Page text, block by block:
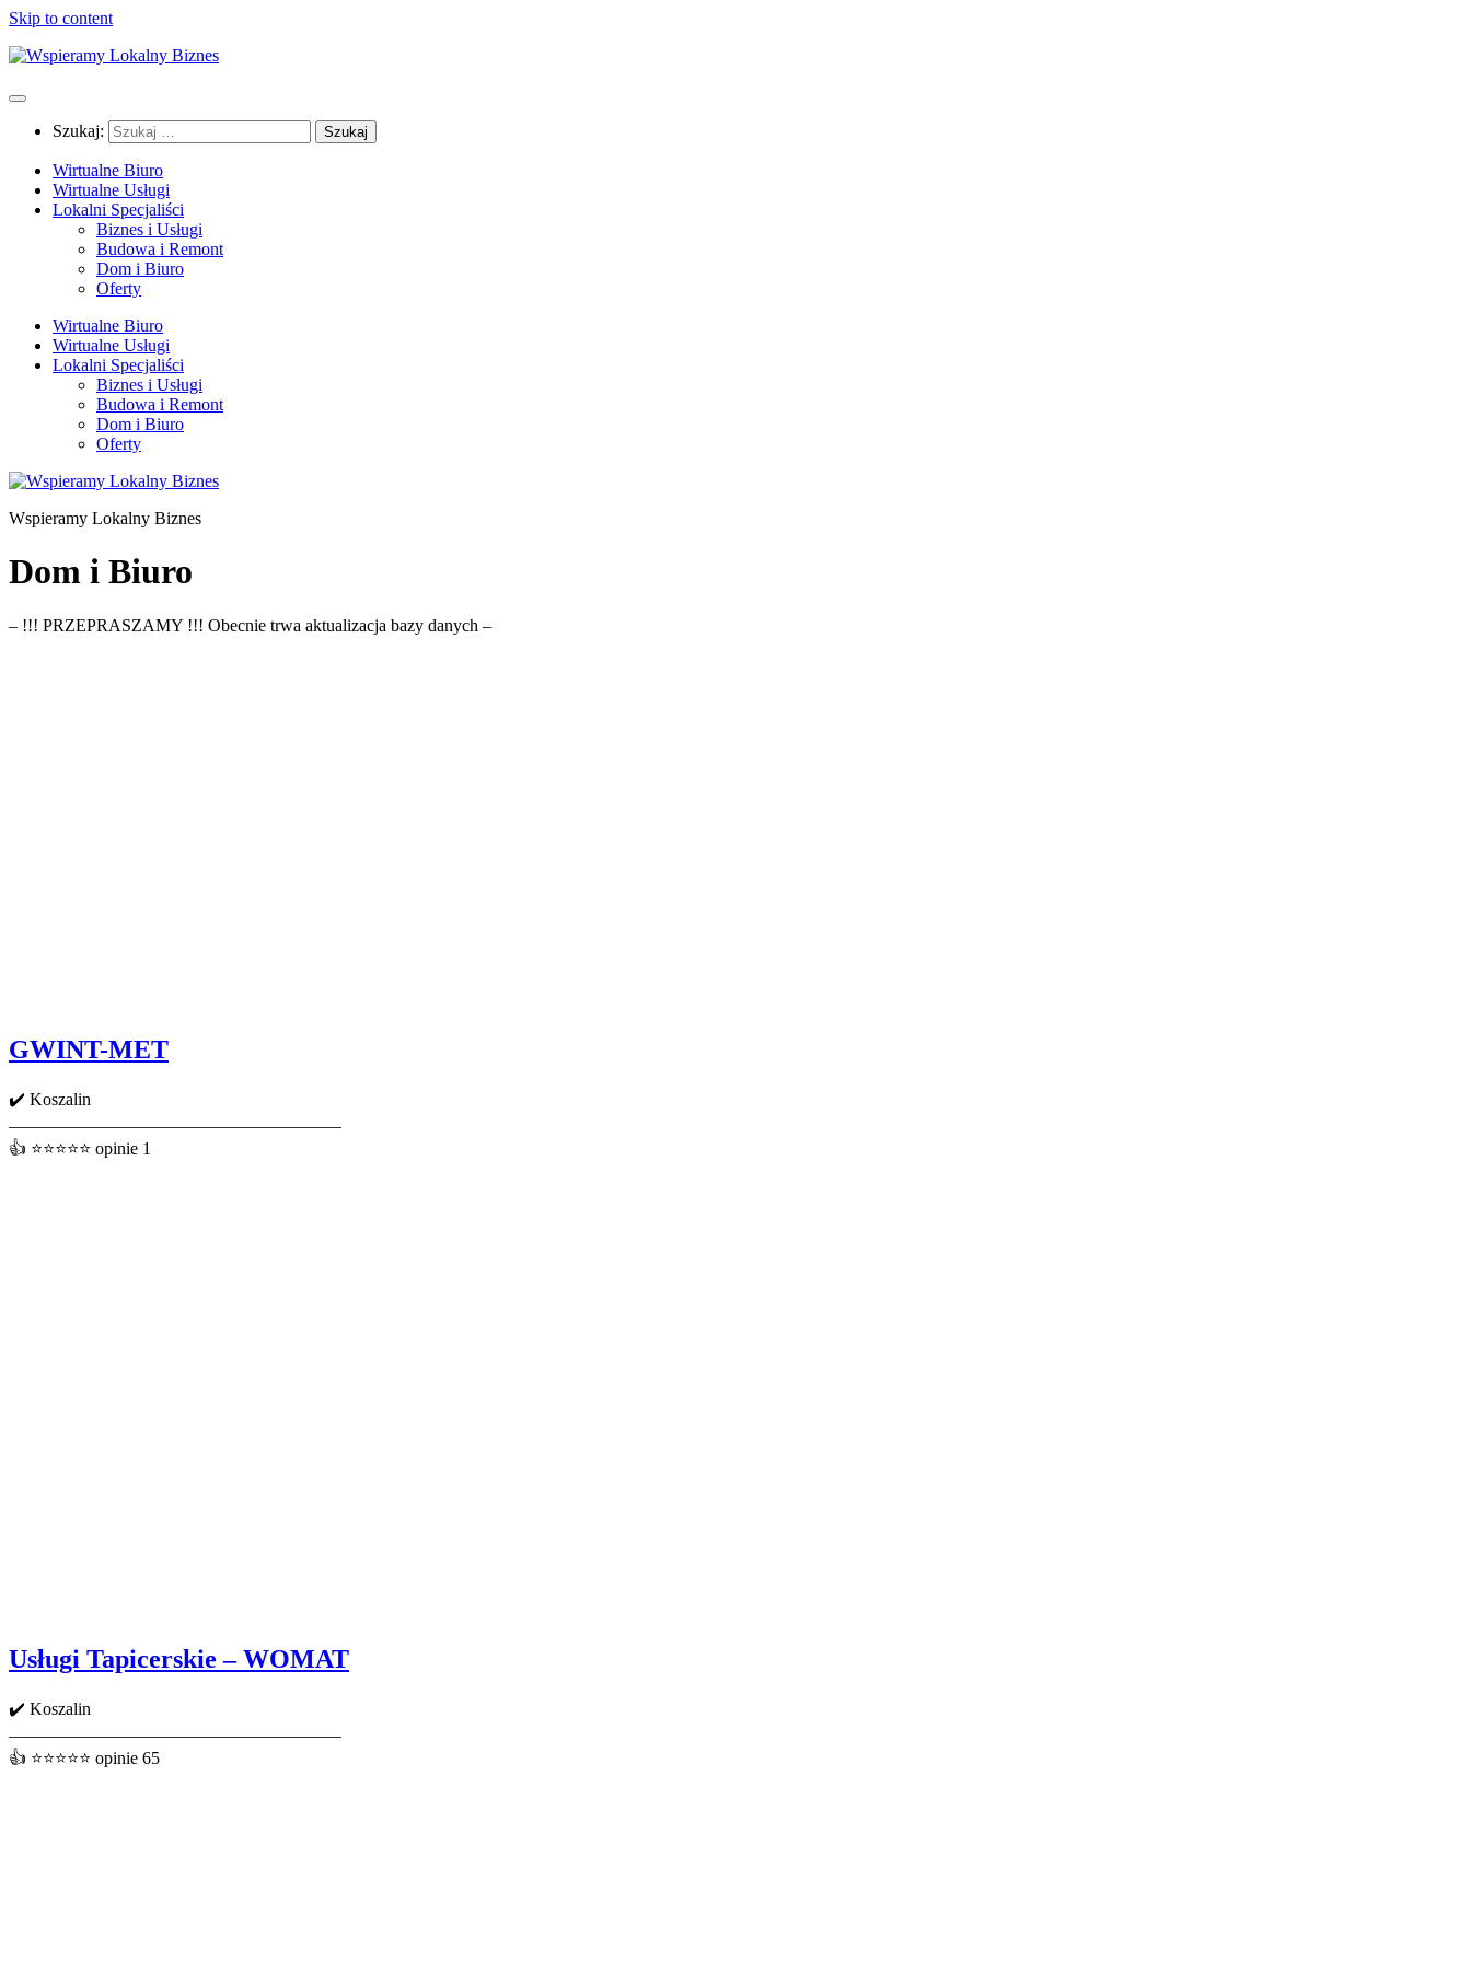
Skip to content
Szukaj:
Wirtualne Biuro
Wirtualne Usługi
Lokalni Specjaliści
Biznes i Usługi
Budowa i Remont
Dom i Biuro
Oferty
Wirtualne Biuro
Wirtualne Usługi
Lokalni Specjaliści
Biznes i Usługi
Budowa i Remont
Dom i Biuro
Oferty
Wspieramy Lokalny Biznes
Dom i Biuro
– !!! PRZEPRASZAMY !!! Obecnie trwa aktualizacja bazy danych –
GWINT-MET
✔️ Koszalin
———————————————————
👍 ⭐⭐⭐⭐⭐ opinie 1
Usługi Tapicerskie – WOMAT
✔️ Koszalin
———————————————————
👍 ⭐⭐⭐⭐⭐ opinie 65